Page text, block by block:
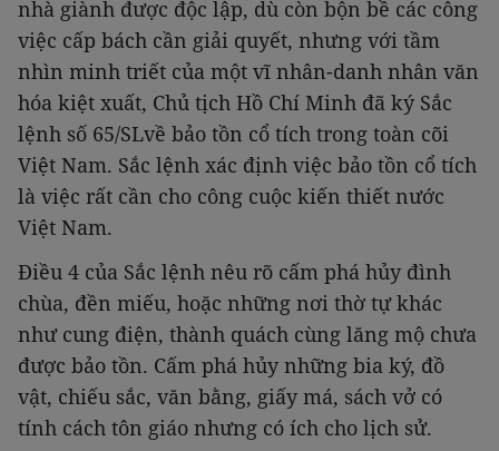
nhà giành được độc lập, dù còn bộn bề các công
việc cấp bách cần giải quyết, nhưng với tầm
nhìn minh triết của một vĩ nhân-danh nhân văn
hóa kiệt xuất, Chủ tịch Hồ Chí Minh đã ký Sắc
lệnh số 65/SLvề bảo tồn cổ tích trong toàn cõi
Việt Nam. Sắc lệnh xác định việc bảo tồn cổ tích
là việc rất cần cho công cuộc kiến thiết nước
Việt Nam.
Điều 4 của Sắc lệnh nêu rõ cấm phá hủy đình
chùa, đền miếu, hoặc những nơi thờ tự khác
như cung điện, thành quách cùng lăng mộ chưa
được bảo tồn. Cấm phá hủy những bia ký, đồ
vật, chiếu sắc, văn bằng, giấy má, sách vở có
tính cách tôn giáo nhưng có ích cho lịch sử.